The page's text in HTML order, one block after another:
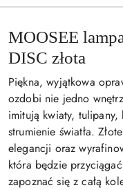
MOOSEE
DISC złota
Piękna, wyjątkowa
ozdobi nie jedno
imitują kwiaty, tulipany,
strumienie światła.
elegancji oraz
która będzie
zapoznać się z całą